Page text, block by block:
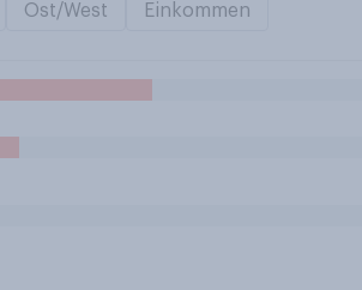
Ost/West Einkommen